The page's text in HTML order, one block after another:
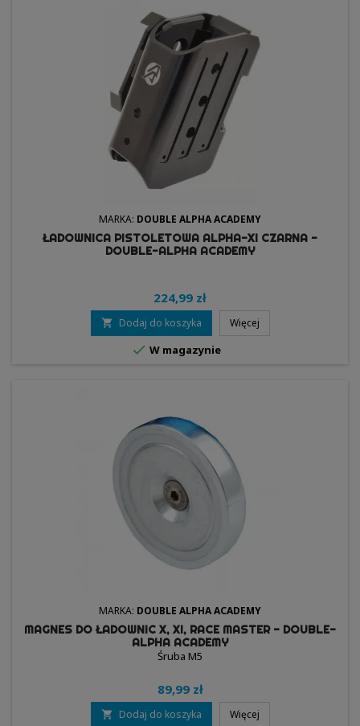
MARKA: DOUBLE ALPHA ACADEMY
ŁADOWNICA PISTOLETOWA ALPHA-XI CZARNA -
DOUBLE-ALPHA ACADEMY
224,99 zł
 Dodaj do koszyka Więcej
 W magazynie
MARKA: DOUBLE ALPHA ACADEMY
MAGNES DO ŁADOWNIC X, XI, RACE MASTER - DOUBLE-
ALPHA ACADEMY
Śruba M5
89,99 zł
 Dodaj do koszyka Więcej